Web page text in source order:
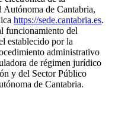
de Cantabria,
https://sede.cantabria.es.
funcionamiento del
establecido por la
administrativo
de régimen jurídico
y del Sector Público
de Cantabria.